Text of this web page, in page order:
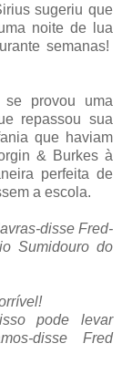
sugeriu que
noite de lua
semanas!
se provou uma
repassou sua
que haviam
& Burkes à
perfeita de
a escola.
disse Fred-
Sumidouro do
pode levar
disse Fred